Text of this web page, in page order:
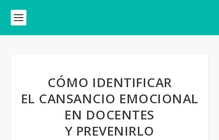
CÓMO IDENTIFICAR
EL CANSANCIO EMOCIONAL
EN DOCENTES
Y PREVENIRLO